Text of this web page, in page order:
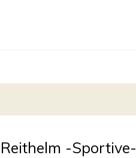
Reithelm -Sportive-